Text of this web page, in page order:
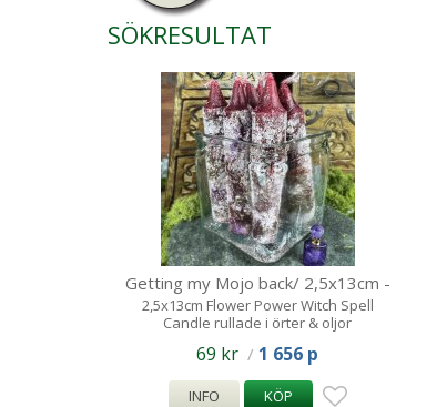
SÖKRESULTAT
Getting my Mojo back/ 2,5x13cm -
Spell Candle
2,5x13cm Flower Power Witch Spell
Candle rullade i örter & oljor
69 kr / 1 656 p
INFO KÖP